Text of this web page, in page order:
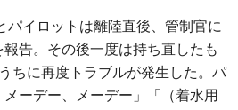
パイロットは離陸直後、管制官に
告。その後一度は持ち直したも
ちに再度トラブルが発生した。パ
ーデー、メーデー」「（着水用